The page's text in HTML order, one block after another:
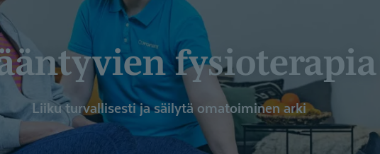
fysioterapia
Liiku turvallisesti ja säilytä omatoiminen arki